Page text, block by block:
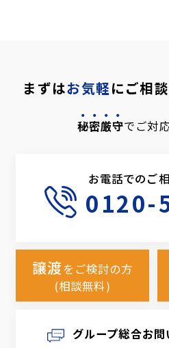
まずはお気軽にご相
秘密厳守でご対
お電話でのご
0120-
譲渡をご検討の方
(相談無料)
グループ総合お